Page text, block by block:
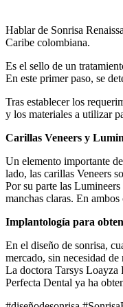
Hablar de Sonrisa
Caribe colombiana.
Es el sello de un
En este primer paso, se
Tras establecer los
y los materiales a utilizar
Carillas Veneers y
Un elemento importante
lado, las carillas Veneers
Por su parte las
manchas claras. En
Implantología para
En el diseño de sonrisa,
mercado, sin necesidad
La doctora Tarsys Loayza
Perfecta Dental ya ha